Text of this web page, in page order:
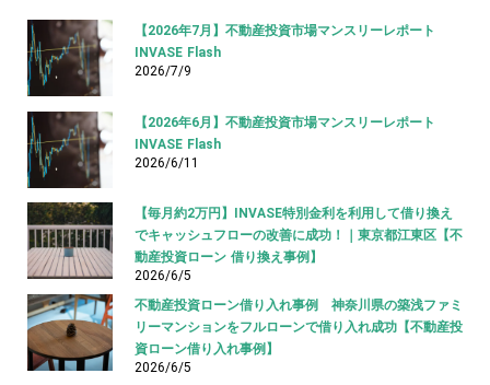
【2026年7月】不動産投資市場マンスリーレポート
INVASE Flash
2026/7/9
【2026年6月】不動産投資市場マンスリーレポート
INVASE Flash
2026/6/11
【毎月約2万円】INVASE特別金利を利用して借り換え
でキャッシュフローの改善に成功！｜東京都江東区【不
動産投資ローン 借り換え事例】
2026/6/5
不動産投資ローン借り入れ事例 神奈川県の築浅ファミ
リーマンションをフルローンで借り入れ成功【不動産投
資ローン借り入れ事例】
2026/6/5